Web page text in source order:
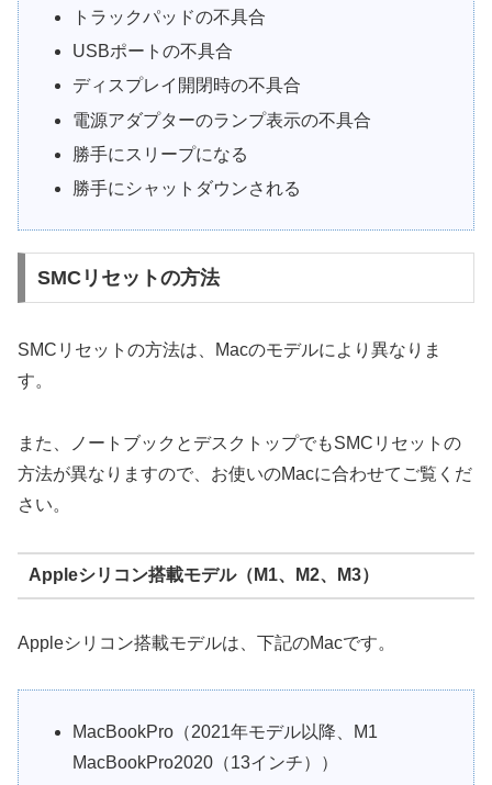
トラックパッドの不具合
USBポートの不具合
ディスプレイ開閉時の不具合
電源アダプターのランプ表示の不具合
勝手にスリープになる
勝手にシャットダウンされる
SMCリセットの方法
SMCリセットの方法は、Macのモデルにより異なりま
す。
また、ノートブックとデスクトップでもSMCリセットの
方法が異なりますので、お使いのMacに合わせてご覧くだ
さい。
Appleシリコン搭載モデル（M1、M2、M3）
Appleシリコン搭載モデルは、下記のMacです。
MacBookPro（2021年モデル以降、M1
MacBookPro2020（13インチ））